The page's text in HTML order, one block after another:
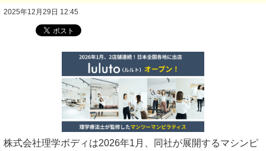
2025年12月29日 12:45
株式会社理学ボディは2026年1月、同社が展開するマシンピ